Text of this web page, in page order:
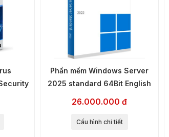
Phần mềm Windows Server
2025 standard 64Bit English
26.000.000 đ
Cấu hình chi tiết